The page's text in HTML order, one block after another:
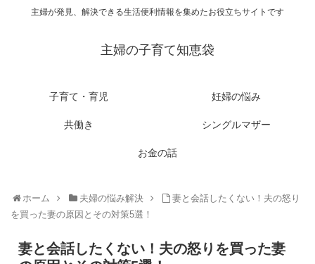
主婦が発見、解決できる生活便利情報を集めたお役立ちサイトです
主婦の子育て知恵袋
子育て・育児 妊婦の悩み
共働き シングルマザー
お金の話
ホーム 夫婦の悩み解決
妻と会話したくない！夫の怒り
を買った妻の原因とその対策5選！
妻と会話したくない！夫の怒りを買った妻